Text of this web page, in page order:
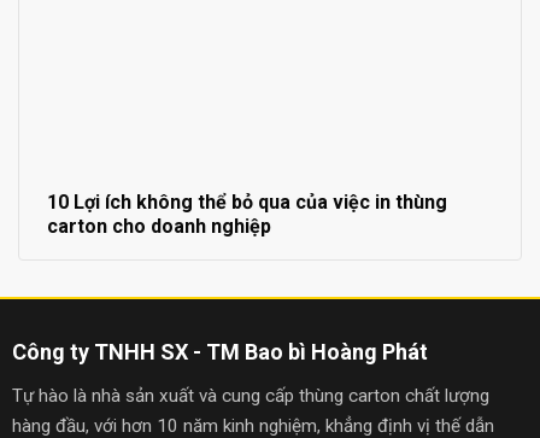
10 Lợi ích không thể bỏ qua của việc in thùng
carton cho doanh nghiệp
Công ty TNHH SX - TM Bao bì Hoàng Phát
Tự hào là nhà sản xuất và cung cấp thùng carton chất lượng
hàng đầu, với hơn 10 năm kinh nghiệm, khẳng định vị thế dẫn